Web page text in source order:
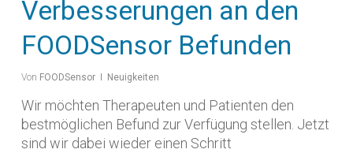
Verbesserungen an den
FOODSensor Befunden
Von FOODSensor Neuigkeiten
Wir möchten Therapeuten und Patienten den
bestmöglichen Befund zur Verfügung stellen. Jetzt
sind wir dabei wieder einen Schritt